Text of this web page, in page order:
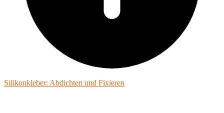
Silikonkleber: Abdichten und Fixieren